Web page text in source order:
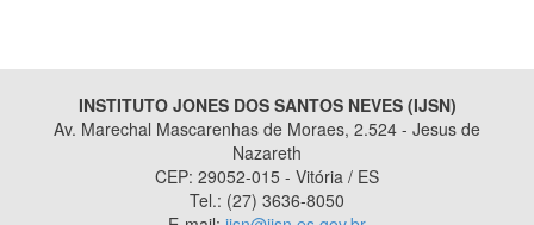
INSTITUTO JONES DOS SANTOS NEVES (IJSN)
Av. Marechal Mascarenhas de Moraes, 2.524 - Jesus de
Nazareth
CEP: 29052-015 - Vitória / ES
Tel.: (27) 3636-8050